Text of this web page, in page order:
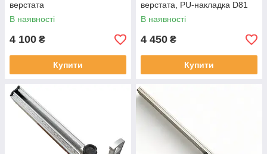
верстата
В наявності
4 100 ₴
Купити
верстата, PU-накладка D81
мм
В наявності
4 450 ₴
Купити